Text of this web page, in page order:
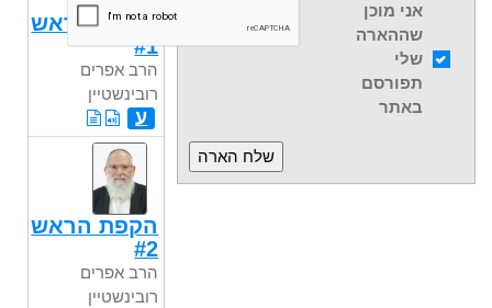
אני מוכן
שההארה
שלי
תפורסם
באתר
הקפת הראש
#1
הרב אפרים
רובינשטיין
ע
הקפת הראש
#2
הרב אפרים
רובינשטיין